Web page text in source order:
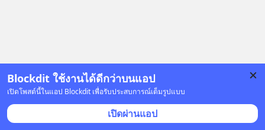
Blockdit ใช้งานได้ดีกว่าบนแอป
เปิดโพสต์นี้ในแอป Blockdit เพื่อรับประสบการณ์เต็มรูปแบบ
เปิดผ่านแอป